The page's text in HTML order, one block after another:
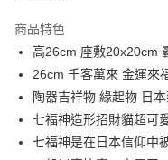
合作金庫商業銀行
華南商業銀行
上海商業儲蓄銀行
國泰世華商業銀行
臺灣中小企業銀行
匯豐（台灣）商業銀行
聯邦商業銀行
超商取貨付款
LINE Pay
Apple Pay
街口支付
商品特色
高26cm 座敷20x20cm
26cm 千客萬來 金運來
陶器吉祥物 緣起物 日
七福神造形招財貓超可
七福神是在日本信仰中